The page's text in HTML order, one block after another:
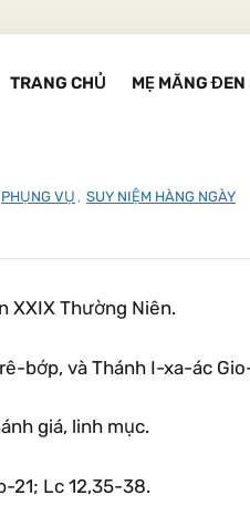
TRANG CHỦ MẸ MĂNG ĐEN
PHỤNG VỤ , SUY NIỆM HÀNG NGÀY
XXIX Thường Niên.
bớp, và Thánh I-xa-ác
giá, linh mục.
21; Lc 12,35-38.